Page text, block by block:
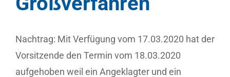
Nachtrag: Mit Verfügung vom 17.03.2020 hat der
Vorsitzende den Termin vom 18.03.2020
aufgehoben weil ein Angeklagter und ein